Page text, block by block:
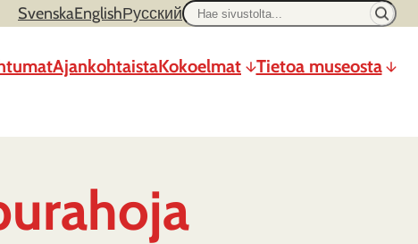
SvenskaEnglishРусскийHae
sivustolta
AjankohtaistaKokoelmat Tietoa museosta